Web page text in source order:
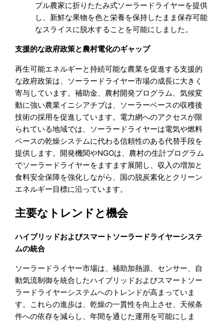
プル農家に折りたたみ式ソーラードライヤーを提供
し、新鮮な果物を色と栄養を保持したまま保存可能
なスライスに脱水することを可能にしました。
支援的な政府政策と農村電化のギャップ
再生可能エネルギーと持続可能な農業を促進する支援的
な政府政策は、ソーラードライヤー市場の成長に大きく
寄与しています。補助金、農村開発プログラム、気候変
動に強い農業イニシアチブは、ソーラーベースの収穫後
技術の採用を促進しています。電力網へのアクセスが限
られている地域では、ソーラードライヤーは電気や燃料
ベースの乾燥システムに代わる信頼性のある代替手段を
提供します。開発機関やNGOは、農村の生計プログラム
でソーラードライヤーをますます展開し、収入の増加と
食料安全保障を強化しながら、国の脱炭素化とクリーン
エネルギー目標に沿っています。
主要なトレンドと機会
ハイブリッドおよびスマートソーラードライヤーシステ
ムの統合
ソーラードライヤー市場は、補助加熱源、センサー、自
動気流制御を統合したハイブリッドおよびスマートソー
ラードライヤーシステムへのトレンドが高まっていま
す。これらの進歩は、乾燥の一貫性を向上させ、天候条
件への依存を減らし、年間を通じた運用を可能にしま